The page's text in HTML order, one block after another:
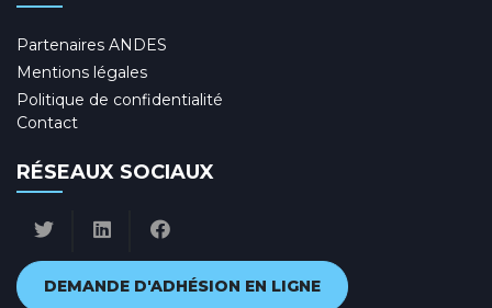
Partenaires ANDES
Mentions légales
Politique de confidentialité
Contact
RÉSEAUX SOCIAUX
DEMANDE D'ADHÉSION EN LIGNE